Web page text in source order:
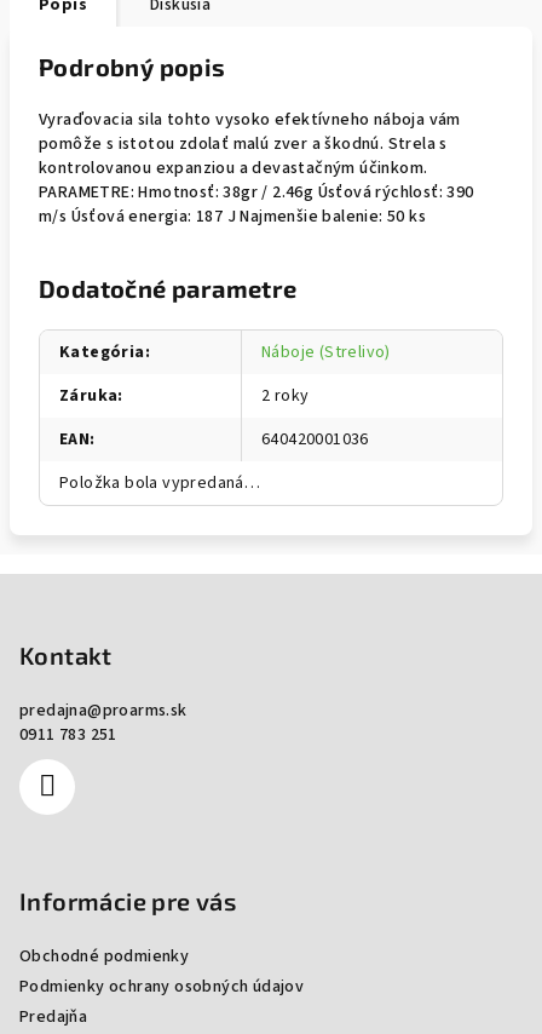
Popis Diskusia
Podrobný popis
Vyraďovacia sila tohto vysoko efektívneho náboja vám
pomôže s istotou zdolať malú zver a škodnú. Strela s
kontrolovanou expanziou a devastačným účinkom.
PARAMETRE: Hmotnosť: 38gr / 2.46g Úsťová rýchlosť: 390
m/s Úsťová energia: 187 J Najmenšie balenie: 50 ks
Dodatočné parametre
Kategória:
Náboje (Strelivo)
Záruka:
2 roky
EAN:
640420001036
Položka bola vypredaná…
Kontakt
predajna@proarms.sk
0911 783 251
Informácie pre vás
Obchodné podmienky
Podmienky ochrany osobných údajov
Predajňa